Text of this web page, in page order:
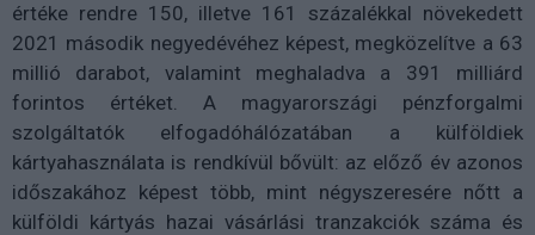
értéke rendre 150, illetve 161 százalékkal növekedett
2021 második negyedévéhez képest, megközelítve a 63
millió darabot, valamint meghaladva a 391 milliárd
forintos értéket. A magyarországi pénzforgalmi
szolgáltatók elfogadóhálózatában a külföldiek
kártyahasználata is rendkívül bővült: az előző év azonos
időszakához képest több, mint négyszeresére nőtt a
külföldi kártyás hazai vásárlási tranzakciók száma és